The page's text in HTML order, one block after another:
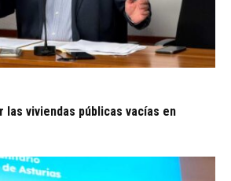
las viviendas públicas vacías en